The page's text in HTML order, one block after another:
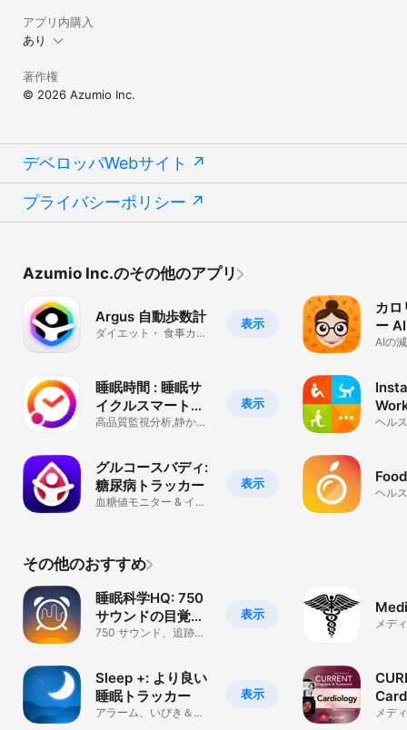
アプリ内購入
あり
著作権
© 2026 Azumio Inc.
デベロッパWebサイト
プライバシーポリシー
Azumio Inc.のその他のアプリ
表示
Argus 自動歩数計
ダイエット・ 食事カロ
表示
睡眠時間 : 睡眠サ
イクルスマートア
ラームクロック
高品質監視分析,静かな
表示
グルコースバディ:
糖尿病トラッカー
血糖値モニター & イン
カロ
ー AI
AIの
ヘル
ヘル
その他のおすすめ
表示
睡眠科学HQ: 750
サウンドの目覚ま
し時計とトラッカ
750 サウンド、追跡、
表示
Sleep +: より良い
睡眠トラッカー
アラーム、いびき＆サ
メデ
メデ